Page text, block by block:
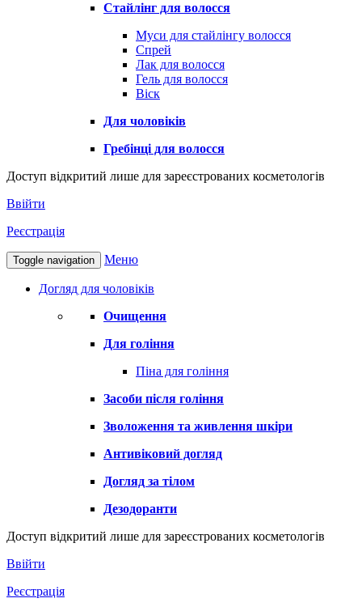
Стайлінг для волосся
Муси для стайлінгу волосся
Спрей
Лак для волосся
Гель для волосся
Віск
Для чоловіків
Гребінці для волосся
Доступ відкритий лише для зареєстрованих косметологів
Ввійти
Реєстрація
Toggle navigation Меню
Догляд для чоловіків
Очищення
Для гоління
Піна для гоління
Засоби після гоління
Зволоження та живлення шкіри
Антивіковий догляд
Догляд за тілом
Дезодоранти
Доступ відкритий лише для зареєстрованих косметологів
Ввійти
Реєстрація